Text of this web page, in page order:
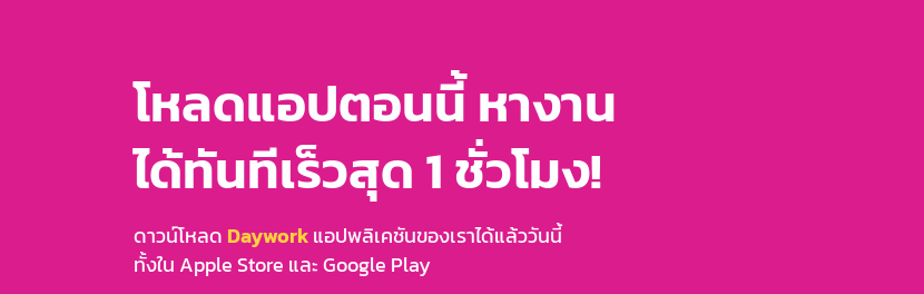
โหลดแอปตอนนี้ หางาน
ได้ทันทีเร็วสุด 1 ชั่วโมง!
ดาวน์โหลด Dayworkแอปพลิเคชันของเราได้แล้ววันนี้
ทั้งใน Apple Store และ Google Play